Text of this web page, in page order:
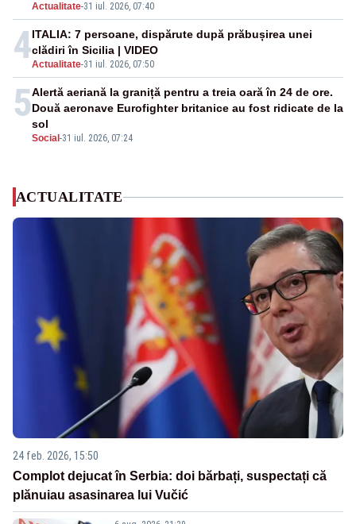
Actualitate-31 iul. 2026, 07:40
4Actualitate-31 iul. 2026, 07:50
ITALIA: 7 persoane, dispărute după prăbușirea unei
clădiri în Sicilia | VIDEO
5
Social -31 iul. 2026, 07:24
Alertă aeriană la graniță pentru a treia oară în 24 de ore.
Două aeronave Eurofighter britanice au fost ridicate de la
sol
ACTUALITATE
24 feb. 2026, 15:50
Complot dejucat în Serbia: doi bărbați, suspectați că
plănuiau asasinarea lui Vučić